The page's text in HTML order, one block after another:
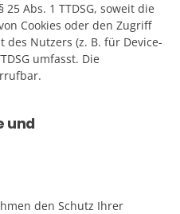
25 Abs. 1 TTDSG, soweit die
Cookies oder den Zugriff
Nutzers (z. B. für Device-
umfasst. Die
und
den Schutz Ihrer